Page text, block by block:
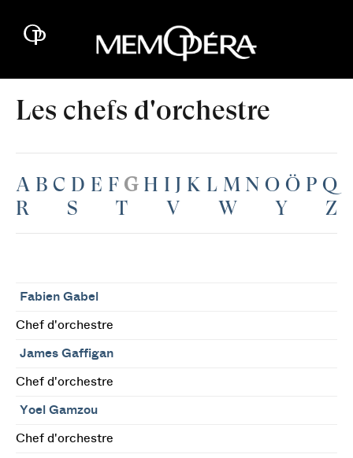
Les chefs d'orchestre
A B C D E F G H I J K L M N O Ö P Q
R
S T V W Y Z
Fabien Gabel
Chef d'orchestre
James Gaffigan
Chef d'orchestre
Yoel Gamzou
Chef d'orchestre